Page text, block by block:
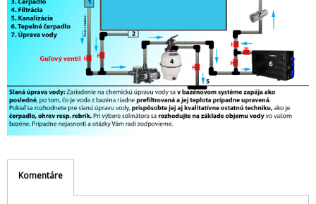
Komentáre